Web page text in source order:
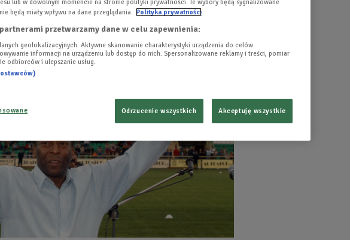
Powodem są kłopoty zdrowotne 77-letniego
lub w dowolnym momencie na stronie polityki prywatności. Te wybory będą sygnalizowane
będą miały wpływu na dane przeglądania. Polityka prywatności
przetwarzamy dane w celu zapewnienia:
geolokalizacyjnych. Aktywne skanowanie charakterystyki urządzenia do celów
informacji na urządzeniu lub dostęp do nich. Spersonalizowane reklamy i treści, pomiar
odbiorców i ulepszanie usług.
Odrzucenie wszystkich Akceptuję wszystkie